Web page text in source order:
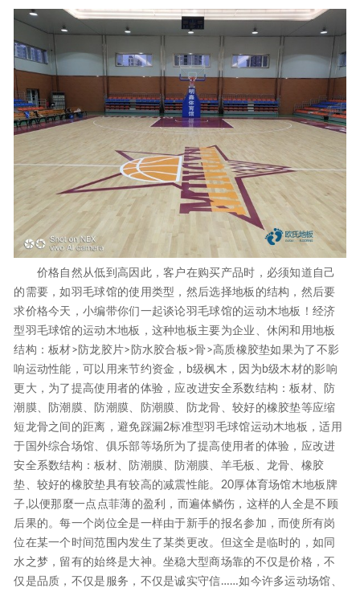
价格自然从低到高因此，客户在购买产品时，必须知道自己
的需要，如羽毛球馆的使用类型，然后选择地板的结构，然后要
求价格今天，小编带你们一起谈论羽毛球馆的运动木地板！经济
型羽毛球馆的运动木地板，这种地板主要为企业、休闲和用地板
结构：板材>防龙胶片>防水胶合板>骨>高质橡胶垫如果为了不影
响运动性能，可以用来节约资金，b级枫木，因为b级木材的影响
更大，为了提高使用者的体验，应改进安全系数结构：板材、防
潮膜、防潮膜、防潮膜、防潮膜、防龙骨、较好的橡胶垫等应缩
短龙骨之间的距离，避免踩漏2标准型羽毛球馆运动木地板，适用
于国外综合场馆、俱乐部等场所为了提高使用者的体验，应改进
安全系数结构：板材、防潮膜、防潮膜、羊毛板、龙骨、橡胶
垫、较好的橡胶垫具有较高的减震性能。20厚体育场馆木地板牌
子,以便那麼一点点菲薄的盈利，而遍体鳞伤，这样的人全是不顾
后果的。每一个岗位全是一样由于新手的报名参加，而使所有岗
位在某一个时间范围内发生了某类更改。但这全是临时的，如同
水之梦，留有的始终是大神。坐稳大型商场靠的不仅是价格，不
仅是品质，不仅是服务，不仅是诚实守信……如今许多运动场馆、